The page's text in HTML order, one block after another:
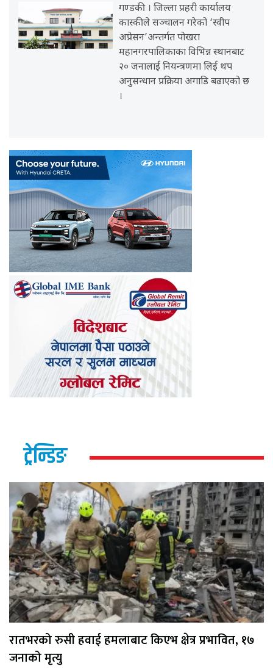
गण्डकी । जिल्ला प्रहरी कार्यालय
कास्कीले सञ्चालन गरेको ‘स्वीप
अप्रेसन’अन्तर्गत पोखरा
महानगरपालिकाका विभिन्न स्थानबाट
२० जनालाई नियन्त्रणमा लिई थप
अनुसन्धान प्रक्रिया अगाडि बढाएको छ
।
ट्रेन्डिङ
रातभरको रुसी हवाई हमलाबाट किएभ क्षेत्र प्रभावित, १७
जनाको मृत्यु